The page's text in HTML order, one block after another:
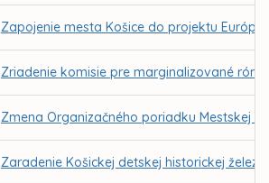
Zapojenie mesta Košice do projektu
Zriadenie komisie pre marginalizované
Zmena Organizačného poriadku Mestskej
Zaradenie Košickej detskej historickej